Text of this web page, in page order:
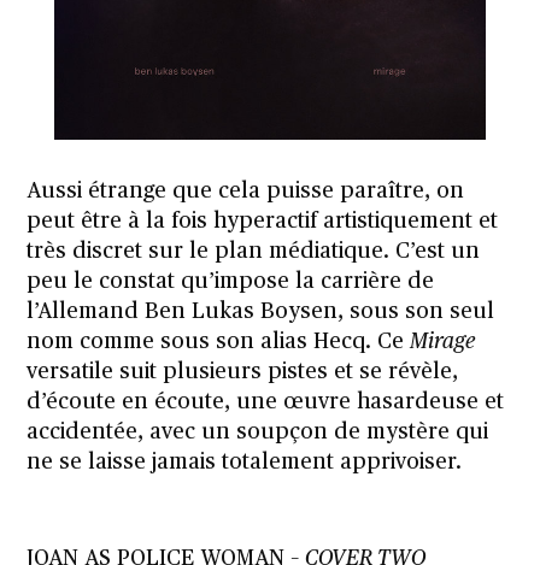
Aussi étrange que cela puisse paraître, on
peut être à la fois hyperactif artistiquement et
très discret sur le plan médiatique. C’est un
peu le constat qu’impose la carrière de
l’Allemand Ben Lukas Boysen, sous son seul
nom comme sous son alias Hecq. CeMirage
versatile suit plusieurs pistes et se révèle,
d’écoute en écoute, une œuvre hasardeuse et
accidentée, avec un soupçon de mystère qui
ne se laisse jamais totalement apprivoiser.
JOAN AS POLICE WOMAN –COVER TWO